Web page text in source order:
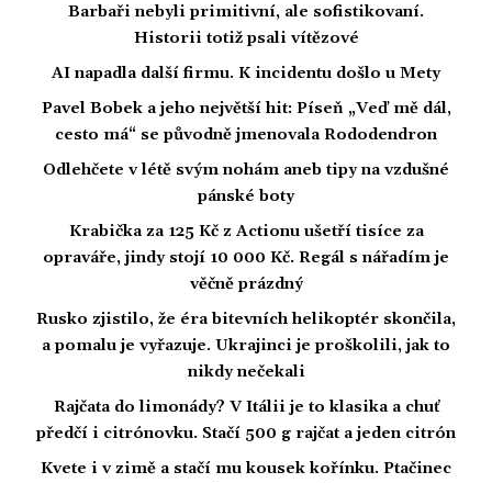
Barbaři nebyli primitivní, ale sofistikovaní.
Historii totiž psali vítězové
AI napadla další firmu. K incidentu došlo u Mety
Pavel Bobek a jeho největší hit: Píseň „Veď mě dál,
cesto má“ se původně jmenovala Rododendron
Odlehčete v létě svým nohám aneb tipy na vzdušné
pánské boty
Krabička za 125 Kč z Actionu ušetří tisíce za
opraváře, jindy stojí 10 000 Kč. Regál s nářadím je
věčně prázdný
Rusko zjistilo, že éra bitevních helikoptér skončila,
a pomalu je vyřazuje. Ukrajinci je proškolili, jak to
nikdy nečekali
Rajčata do limonády? V Itálii je to klasika a chuť
předčí i citrónovku. Stačí 500 g rajčat a jeden citrón
Kvete i v zimě a stačí mu kousek kořínku. Ptačinec